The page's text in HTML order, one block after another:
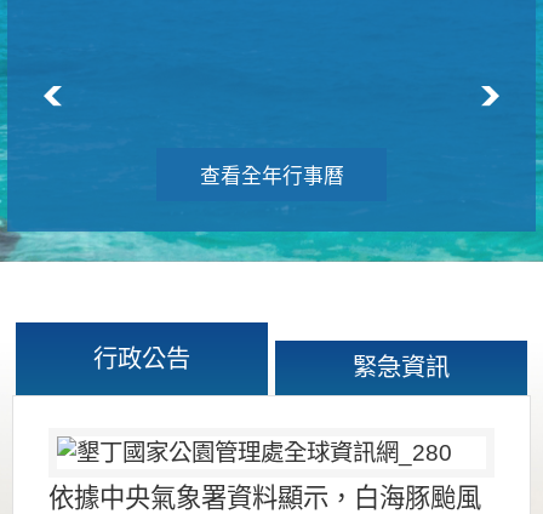
查看全年行事曆
行政公告 緊急資訊
依據中央氣象署資料顯示，白海豚颱風